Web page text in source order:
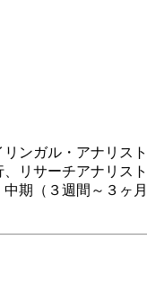
ンガル・アナリス
リサーチアナリス
期（３週間～３ヶ